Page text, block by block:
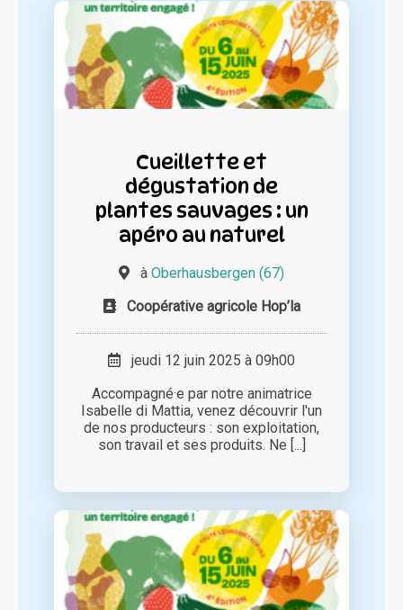
Cueillette et
dégustation de
plantes sauvages : un
apéro au naturel
à Oberhausbergen (67)
Coopérative agricole Hop’la
jeudi 12 juin 2025 à 09h00
Accompagné·e par notre animatrice
Isabelle di Mattia, venez découvrir l'un
de nos producteurs : son exploitation,
son travail et ses produits. Ne [...]